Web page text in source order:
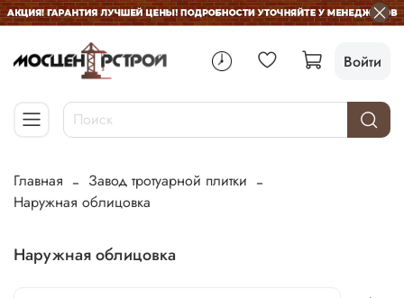
Войти
Главная
Завод тротуарной плитки
Наружная облицовка
Наружная облицовка